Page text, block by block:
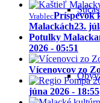
VrablecPríspevok
Malackách23.
Potulky
2026 - 05:51
Vícenovcov zo
júna 2026 - 18:55